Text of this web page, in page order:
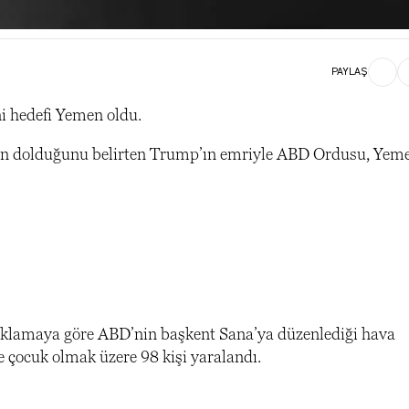
PAYLAŞ
hedefi Yemen oldu.
dolduğunu belirten Trump’ın emriyle ABD Ordusu,
göre ABD’nin başkent Sana’ya düzenlediği hava
çocuk olmak üzere 98 kişi yaralandı.